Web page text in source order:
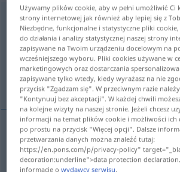
Losung [ˈloːzʊŋ]f <Losung;Losungen>
Przegląd wszystkich tłumaczeń
(Więcej szczegółów po kliknięciu/naciśnięciu
santo y seña, consigna
santomyseña Losung MIL
Używamy plików cookie, aby w pełni umożliwić Ci
strony internetowej jak również aby lepiej się z
Niezbędne, funkcjonalne i statystyczne pliki
do działania i analizy statystycznej naszej strony
zapisywane na Twoim urządzeniu docelowym na
wcześniejszego wyboru. Pliki cookies używane w
marketingowych oraz dostarczania
zapisywane tylko wtedy, kiedy wyrażasz na nie
przycisk "Zgadzam się". W przeciwnym razie
"Kontynuuj bez akceptacji". W każdej chwili
na kolejne wizyty na naszej stronie. Jeżeli chcesz
informacji na temat plików cookie i możliwości ich
po prostu na przycisk "Więcej opcji". Dalsze
przetwarzania danych można znaleźć tutaj:
https://en.pons.com/p/privacy-policy"
decoration:underline">data protection declaration.
informacje owydawcy serwisu.